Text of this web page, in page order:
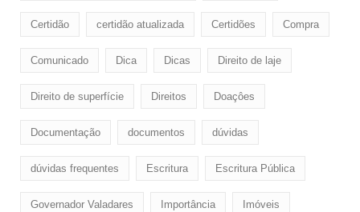
Certidão certidão atualizada Certidões Compra
Comunicado Dica Dicas Direito de laje
Direito de superfície Direitos Doaçôes
Documentação documentos dúvidas
dúvidas frequentes Escritura Escritura Pública
Governador Valadares Importância Imóveis